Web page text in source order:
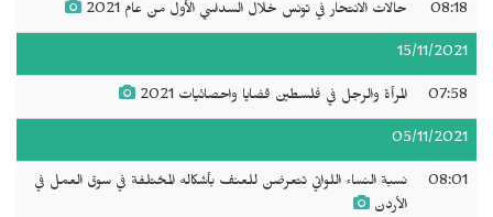
08:18 حالات الانتحار في تونس خلال السداسي الأول من عام 2021
15/11/2021
07:58 المرأة والرجل في فلسطين قضايا واحصائيات 2021
05/11/2021
08:01
نسبة النساء اللواتي تتعرضن للعنف بأشكاله المختلفة في سوق العمل في
الأردن